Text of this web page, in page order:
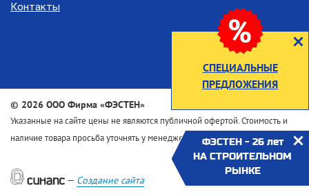
СПЕЦИАЛЬНЫЕ
ПРЕДЛОЖЕНИЯ
ФЭСТЕН - 26 лет
НА СТРОИТЕЛЬНОМ
РЫНКЕ
Контакты
© 2026 ООО Фирма «ФЭСТЕН»
Указанные на сайте цены не являются публичной офертой. Стоимость и
наличие товара просьба уточнять у менеджеров по телефону
— Создание сайта